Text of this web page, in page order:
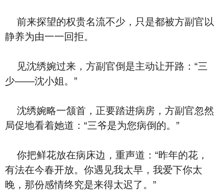
前来探望的权贵名流不少，只是都被方副官以
静养为由一一回拒。
见沈绣婉过来，方副官倒是主动让开路：“三
少——沈小姐。”
沈绣婉略一颔首，正要踏进病房，方副官忽然
局促地看着她道：“三爷是为您病倒的。”
你把鲜花放在病床边，重声道：“昨年的花，
有法在今春开放。你遇见我太早，我爱下你太
晚，那份感情终究是来得太迟了。”